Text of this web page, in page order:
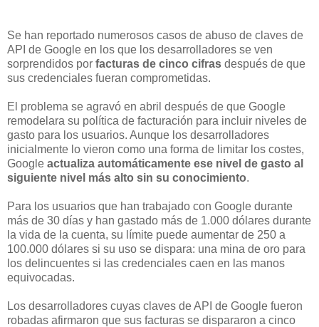
Se han reportado numerosos casos de abuso de claves de
API de Google en los que los desarrolladores se ven
sorprendidos por facturas de cinco cifras después de que
sus credenciales fueran comprometidas.
El problema se agravó en abril después de que Google
remodelara su política de facturación para incluir niveles de
gasto para los usuarios. Aunque los desarrolladores
inicialmente lo vieron como una forma de limitar los costes,
Google actualiza automáticamente ese nivel de gasto al
siguiente nivel más alto sin su conocimiento.
Para los usuarios que han trabajado con Google durante
más de 30 días y han gastado más de 1.000 dólares durante
la vida de la cuenta, su límite puede aumentar de 250 a
100.000 dólares si su uso se dispara: una mina de oro para
los delincuentes si las credenciales caen en las manos
equivocadas.
Los desarrolladores cuyas claves de API de Google fueron
robadas afirmaron que sus facturas se dispararon a cinco